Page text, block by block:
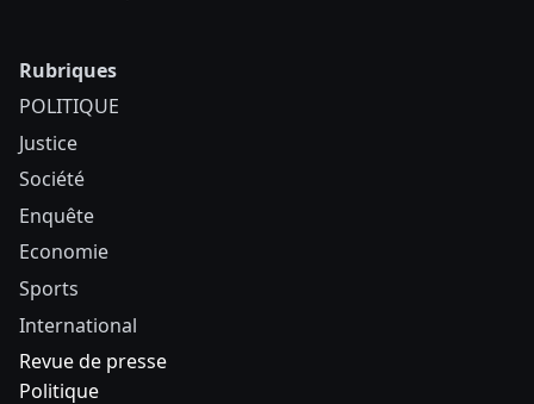
Rubriques
POLITIQUE
Justice
Société
Enquête
Economie
Sports
International
Revue de presse
Politique